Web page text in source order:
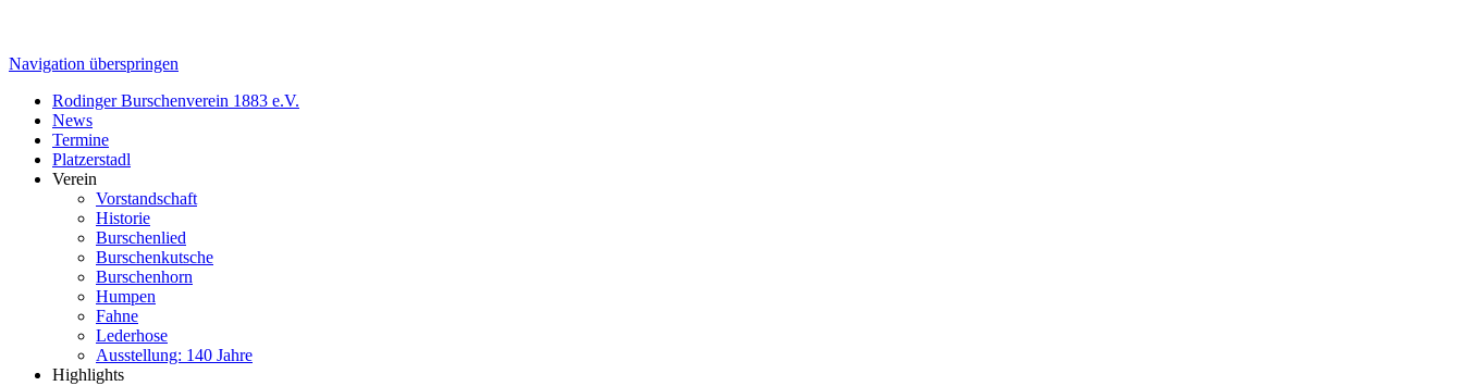
Navigation überspringen
Rodinger Burschenverein 1883 e.V.
News
Termine
Platzerstadl
Verein
Vorstandschaft
Historie
Burschenlied
Burschenkutsche
Burschenhorn
Humpen
Fahne
Lederhose
Ausstellung: 140 Jahre
Highlights